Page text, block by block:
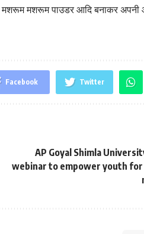
मशरूम मशरूम पाउडर आदि बनाकर
Facebook Twitter
AP Goyal Shimla
webinar to empower youth